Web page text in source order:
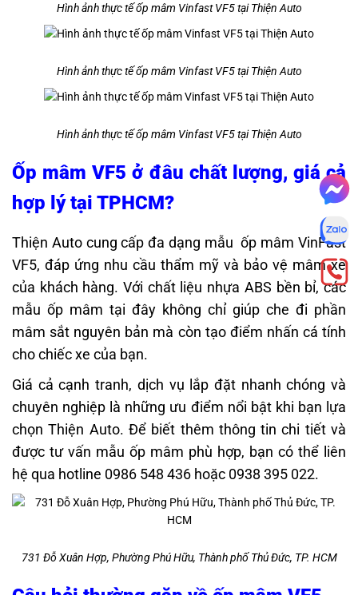
Hình ảnh thực tế ốp mâm Vinfast VF5 tại Thiện Auto
Hình ảnh thực tế ốp mâm Vinfast VF5 tại Thiện Auto
Hình ảnh thực tế ốp mâm Vinfast VF5 tại Thiện Auto
Ốp mâm VF5 ở đâu chất lượng, giá cả
hợp lý tại TPHCM?
Thiện Auto cung cấp đa dạng mẫu ốp mâm VinFast
VF5, đáp ứng nhu cầu thẩm mỹ và bảo vệ mâm xe
của khách hàng. Với chất liệu nhựa ABS bền bỉ, các
mẫu ốp mâm tại đây không chỉ giúp che đi phần
mâm sắt nguyên bản mà còn tạo điểm nhấn cá tính
cho chiếc xe của bạn.
Giá cả cạnh tranh, dịch vụ lắp đặt nhanh chóng và
chuyên nghiệp là những ưu điểm nổi bật khi bạn lựa
chọn Thiện Auto. Để biết thêm thông tin chi tiết và
được tư vấn mẫu ốp mâm phù hợp, bạn có thể liên
hệ qua hotline 0986 548 436 hoặc 0938 395 022.
731 Đỗ Xuân Hợp, Phường Phú Hữu, Thành phố Thủ Đức, TP. HCM